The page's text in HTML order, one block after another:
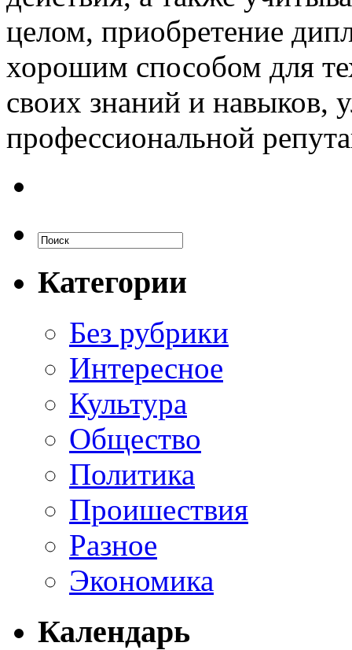
целом, приобретение
хорошим способом для
своих знаний и навыков,
профессиональной
Категории
Без рубрики
Интересное
Культура
Общество
Политика
Проишествия
Разное
Экономика
Календарь